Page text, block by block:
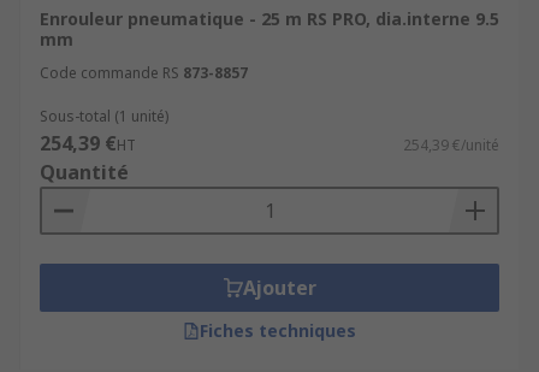
Enrouleur pneumatique - 25 m RS PRO, dia.interne 9.5
mm
Code commande RS 873-8857
Sous-total (1 unité)
254,39 €HT 254,39 €/unité
Quantité
Ajouter
Fiches techniques